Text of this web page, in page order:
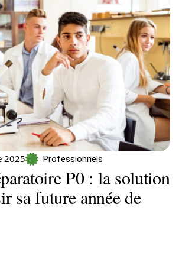
2025 Professionnels
P0 : la solution
sa future année de